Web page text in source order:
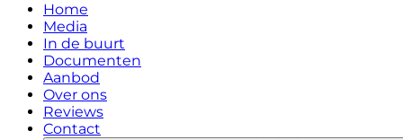
Home
Media
In de buurt
Documenten
Aanbod
Over ons
Reviews
Contact